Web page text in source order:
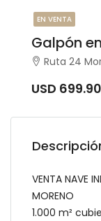
EN VENTA
Galpón
Ruta 24
USD
VENTA NAVE
MORENO
1.000 m²